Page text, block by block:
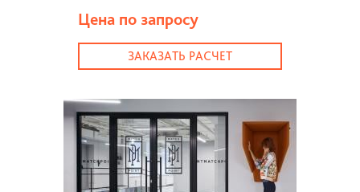
Цена по запросу
ЗАКАЗАТЬ РАСЧЕТ